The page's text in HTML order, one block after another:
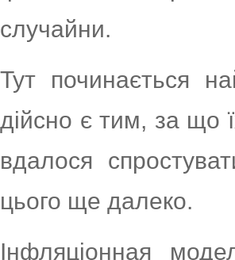
случайни.
Тут починається
дійсно є тим, за що
вдалося
цього ще далеко.
Інфляціонная